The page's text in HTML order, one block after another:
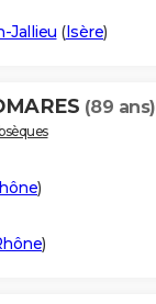
Jallieu (Isère)
(89 ans)
)
)